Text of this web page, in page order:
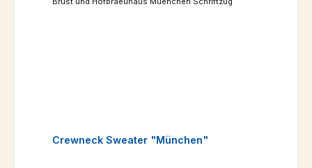
Crewneck Sweater "München"